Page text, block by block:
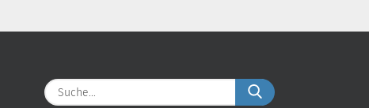
Suche...